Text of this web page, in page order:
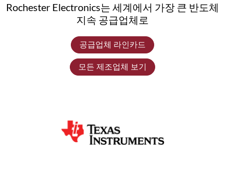
Rochester Electronics는 세계에서 가장 큰 반도체
지속 공급업체로
공급업체 라인카드
모든 제조업체 보기